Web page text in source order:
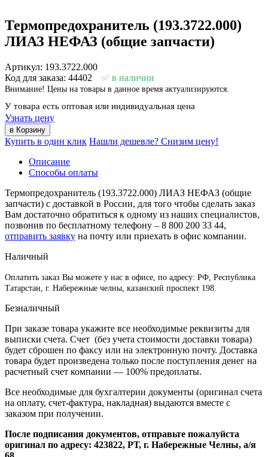
Термопредохранитель (193.3722.000)
ЛИАЗ НЕФАЗ (общие запчасти)
Артикул: 193.3722.000
Код для заказа: 44402
в наличии
Внимание! Цены на товары в данное время актуализируются.
У товара есть оптовая или индивидуальная цена
Узнать цену
Купить в один клик Нашли дешевле? Снизим цену!
Описание
Способы оплаты
Термопредохранитель (193.3722.000) ЛИАЗ НЕФАЗ (общие
запчасти) с доставкой в России, для того чтобы сделать заказ
Вам достаточно обратиться к одному из наших специалистов,
позвонив по бесплатному телефону – 8 800 200 33 44,
отправить заявку на почту или приехать в офис компании.
Наличный
Оплатить заказ Вы можете у нас в офисе, по адресу: РФ, Республика
Татарстан, г. Набережные челны, казанский проспект 198.
Безналичный
При заказе товара укажите все необходимые реквизиты для
выписки счета. Счет (без учета стоимости доставки товара)
будет сброшен по факсу или на электронную почту. Доставка
товара будет произведена только после поступления денег на
расчетный счет компании — 100% предоплаты.
Все необходимые для бухгалтерии документы (оригинал счета
на оплату, счет-фактура, накладная) выдаются вместе с
заказом при получении.
После подписания документов, отправьте пожалуйста
оригинал по адресу: 423822, РТ, г. Набережные Челны, а/я